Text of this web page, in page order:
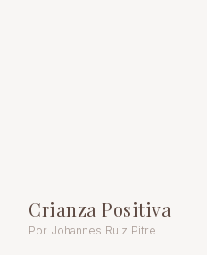
Crianza Positiva
Por Johannes Ruiz Pitre